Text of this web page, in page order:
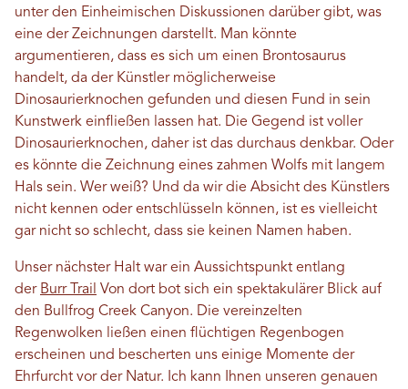
unter den Einheimischen Diskussionen darüber gibt, was
eine der Zeichnungen darstellt. Man könnte
argumentieren, dass es sich um einen Brontosaurus
handelt, da der Künstler möglicherweise
Dinosaurierknochen gefunden und diesen Fund in sein
Kunstwerk einfließen lassen hat. Die Gegend ist voller
Dinosaurierknochen, daher ist das durchaus denkbar. Oder
es könnte die Zeichnung eines zahmen Wolfs mit langem
Hals sein. Wer weiß? Und da wir die Absicht des Künstlers
nicht kennen oder entschlüsseln können, ist es vielleicht
gar nicht so schlecht, dass sie keinen Namen haben.
Unser nächster Halt war ein Aussichtspunkt entlang
der Burr Trail Von dort bot sich ein spektakulärer Blick auf
den Bullfrog Creek Canyon. Die vereinzelten
Regenwolken ließen einen flüchtigen Regenbogen
erscheinen und bescherten uns einige Momente der
Ehrfurcht vor der Natur. Ich kann Ihnen unseren genauen